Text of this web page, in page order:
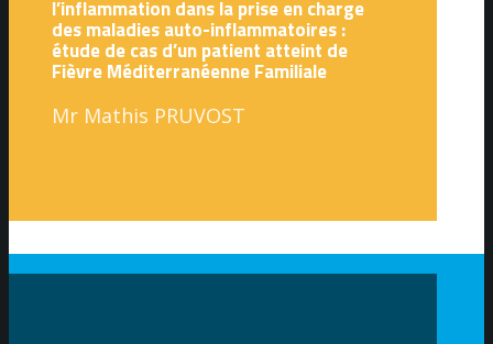
l’inflammation dans la prise en charge
des maladies auto-inflammatoires :
étude de cas d’un patient atteint de
Fièvre Méditerranéenne Familiale
Mr Mathis PRUVOST